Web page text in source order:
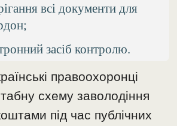
всі документи для
засіб контролю.
правоохоронці
схему заволодіння
під час публічних